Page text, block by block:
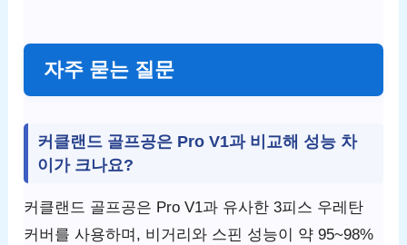
자주 묻는 질문
커클랜드 골프공은 Pro V1과 비교해 성능 차
이가 크나요?
커클랜드 골프공은 Pro V1과 유사한 3피스 우레탄
커버를 사용하며, 비거리와 스핀 성능이 약 95~98%